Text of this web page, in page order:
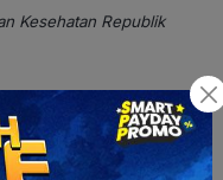
Kesehatan Republik
yang dimuat di koran,